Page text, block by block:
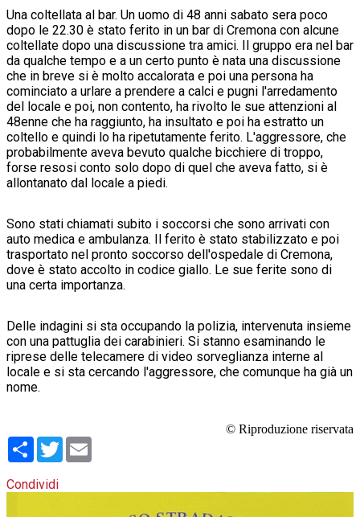
Una coltellata al bar. Un uomo di 48 anni sabato sera poco
dopo le 22.30 è stato ferito in un bar di Cremona con alcune
coltellate dopo una discussione tra amici. Il gruppo era nel bar
da qualche tempo e a un certo punto è nata una discussione
che in breve si è molto accalorata e poi una persona ha
cominciato a urlare a prendere a calci e pugni l'arredamento
del locale e poi, non contento, ha rivolto le sue attenzioni al
48enne che ha raggiunto, ha insultato e poi ha estratto un
coltello e quindi lo ha ripetutamente ferito. L'aggressore, che
probabilmente aveva bevuto qualche bicchiere di troppo,
forse resosi conto solo dopo di quel che aveva fatto, si è
allontanato dal locale a piedi.
Sono stati chiamati subito i soccorsi che sono arrivati con
auto medica e ambulanza. Il ferito è stato stabilizzato e poi
trasportato nel pronto soccorso dell'ospedale di Cremona,
dove è stato accolto in codice giallo. Le sue ferite sono di
una certa importanza.
Delle indagini si sta occupando la polizia, intervenuta insieme
con una pattuglia dei carabinieri. Si stanno esaminando le
riprese delle telecamere di video sorveglianza interne al
locale e si sta cercando l'aggressore, che comunque ha già un
nome.
© Riproduzione riservata
Condividi
Twitter
Condividi